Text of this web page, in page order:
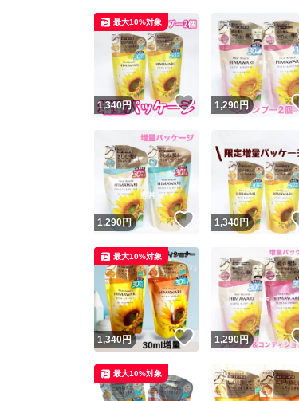
1,340円 いいね！
最大10%対象
1,290円
1,290円 いいね！
1,340円
1,340円 いいね！
最大10%対象
1,290円
最大10%対象